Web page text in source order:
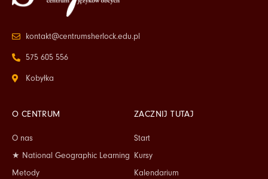
kontakt@centrumsherlock.edu.pl
575 605 556
Kobyłka
O CENTRUM
O nas
★ National Geographic Learning
Metody
ZACZNIJ TUTAJ
Start
Kursy
Kalendarium